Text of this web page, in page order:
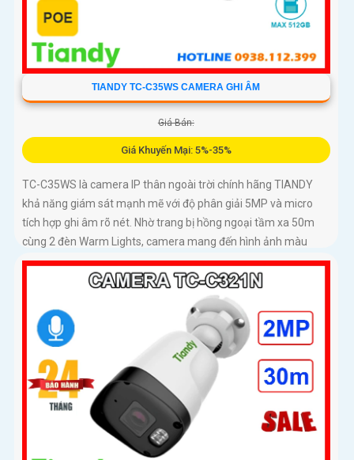
TIANDY TC-C35WS CAMERA GHI ÂM
Giá Bán:
Giá Khuyến Mại: 5%-35%
TC-C35WS là camera IP thân ngoài trời chính hãng TIANDY
khả năng giám sát mạnh mẽ với độ phân giải 5MP và micro
tích hợp ghi âm rõ nét. Nhờ trang bị hồng ngoại tầm xa 50m
cùng 2 đèn Warm Lights, camera mang đến hình ảnh màu
sống động vào ban đêm trong phạm vi 15m